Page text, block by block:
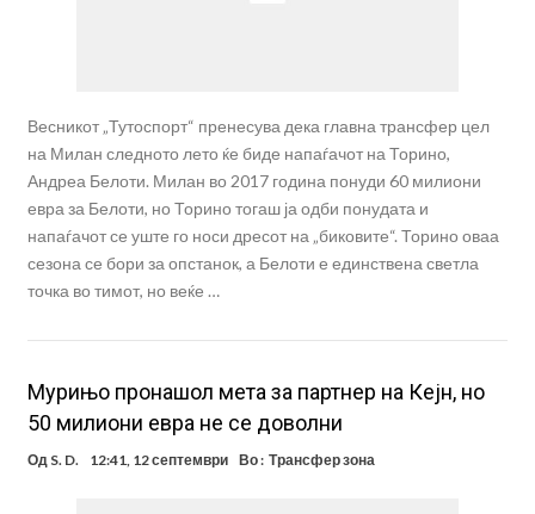
Весникот „Тутоспорт“ пренесува дека главна трансфер цел
на Милан следното лето ќе биде напаѓачот на Торино,
Андреа Белоти. Милан во 2017 година понуди 60 милиони
евра за Белоти, но Торино тогаш ја одби понудата и
напаѓачот се уште го носи дресот на „биковите“. Торино оваа
сезона се бори за опстанок, а Белоти е единствена светла
точка во тимот, но веќе …
Мурињо пронашол мета за партнер на Кејн, но
50 милиони евра не се доволни
Од S. D. 12:41, 12 септември Во : Трансфер зона